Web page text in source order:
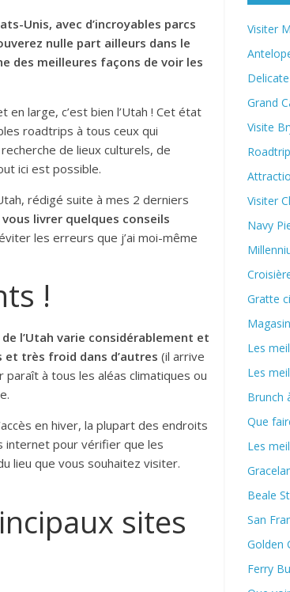
Unis, avec d’incroyables parcs
nulle part ailleurs dans le
des meilleures façons de voir les
en large, c’est bien l’Utah ! Cet état
roadtrips à tous ceux qui
de lieux culturels, de
ici est possible.
rédigé suite à mes 2 derniers
vous livrer quelques conseils
les erreurs que j’ai moi-même
!
l’Utah varie considérablement et
très froid dans d’autres (il arrive
paraît à tous les aléas climatiques ou
en hiver, la plupart des endroits
internet pour vérifier que les
lieu que vous souhaitez visiter.
sites
Visiter
Grand
Visite
Visiter
Navy
Gratte
Les
Les
Brunch
Que
Les
Beale
San
Golden
Ferry